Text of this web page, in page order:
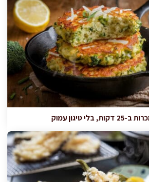
טיגון עמוק